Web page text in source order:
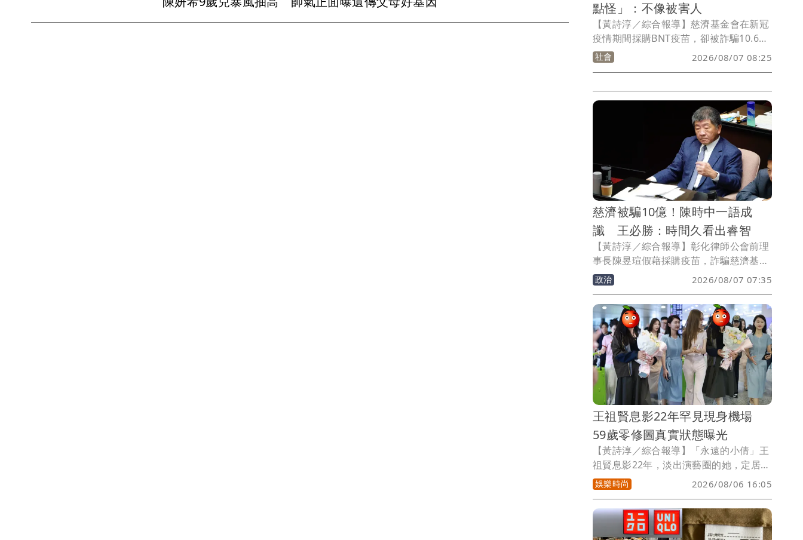
點怪」：不像被害人
【黃詩淳／綜合報導】慈濟基金會在新冠
疫情期間採購BNT疫苗，卻被詐騙10.6億
元，台中地檢署6日起訴主謀陳昱瑄等17
人，慈濟也發出聲明，強調深感遺憾與痛
審理與調查，不過網紅「P律師」卻提出
質疑，認為慈濟聲明不太像被害人聲明。
社會 2026/08/07 08:25
慈濟被騙10億！陳時中一語成
讖 王必勝：時間久看出睿智
【黃詩淳／綜合報導】彰化律師公會前理
事長陳昱瑄假藉採購疫苗，詐騙慈濟基金
會10.6億元，台中地檢署6日起訴陳昱瑄
等17人，引發社會譁然，前衛福部次長王
必勝見狀憶起前衛福部長陳時中說過好幾
次，「拿不出原廠證明的都是被人騙
的」，感嘆「時間久了就看得出睿智」。
政治 2026/08/07 07:35
王祖賢息影22年罕見現身機場
59歲零修圖真實狀態曝光
【黃詩淳／綜合報導】「永遠的小倩」王
祖賢息影22年，淡出演藝圈的她，定居加
拿大潛心修佛，近幾年更經營起艾灸館，
近日她現身上海機場，巨星風采不減，59
歲真實狀態引發熱議。
娛樂時尚 2026/08/06 16:05